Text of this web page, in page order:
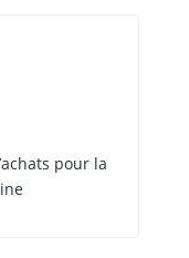
pour la